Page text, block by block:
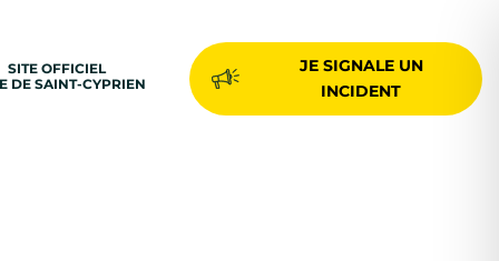
SITE OFFICIEL
DE SAINT-CYPRIEN
JE SIGNALE UN
INCIDENT